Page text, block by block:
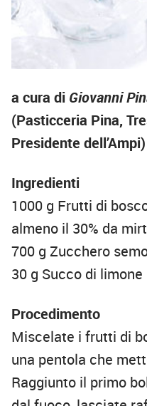
a cura di Giovanni
(Pasticceria Pina,
Presidente dell’Ampi)
Ingredienti
1000 g Frutti di
almeno il 30% da
700 g Zucchero
30 g Succo di limone
Procedimento
Miscelate i frutti di
una pentola che
Raggiunto il primo